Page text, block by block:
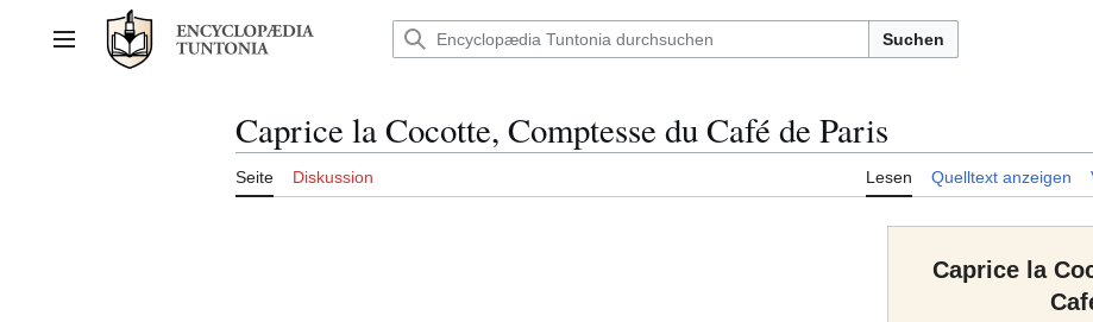
springenHauptmenü Suchen
Caprice la Cocotte, Comptesse du Café de Paris
Seite Diskussion Lesen Quelltext anzeigen
Caprice la